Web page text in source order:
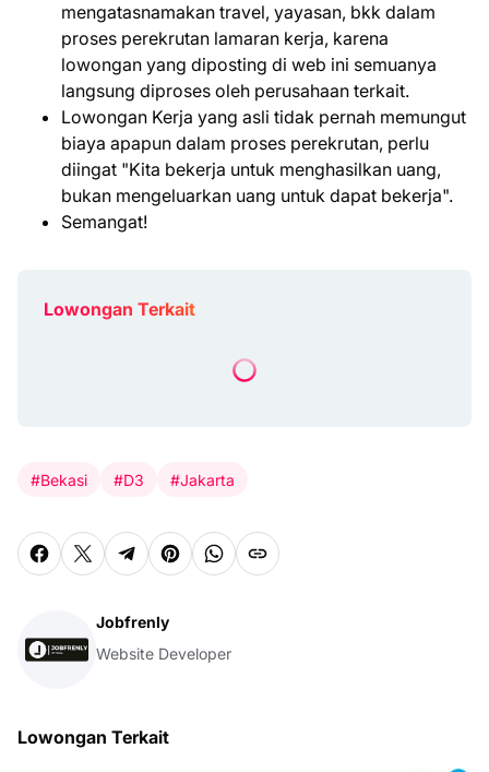
mengatasnamakan travel, yayasan, bkk dalam
proses perekrutan lamaran kerja, karena
lowongan yang diposting di web ini semuanya
langsung diproses oleh perusahaan terkait.
Lowongan Kerja yang asli tidak pernah memungut
biaya apapun dalam proses perekrutan, perlu
diingat "Kita bekerja untuk menghasilkan uang,
bukan mengeluarkan uang untuk dapat bekerja".
Semangat!
Lowongan Terkait
#Bekasi #D3 #Jakarta
Jobfrenly
Website Developer
Lowongan Terkait